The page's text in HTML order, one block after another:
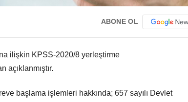
ABONE OL
ilişkin KPSS-2020/8 yerleştirme
açıklanmıştır.
başlama işlemleri hakkında; 657 sayılı Devlet